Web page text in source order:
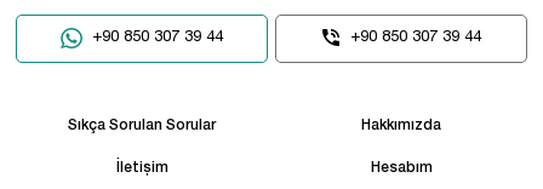
+90 850 307 39 44 +90 850 307 39 44
Sıkça Sorulan Sorular Hakkımızda
İletişim Hesabım